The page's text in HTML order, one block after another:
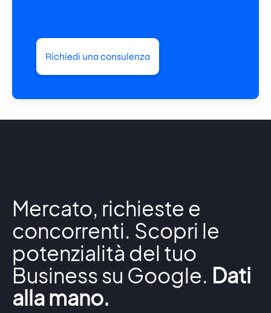
Richiedi una consulenza
Mercato, richieste e
concorrenti. Scopri le
potenzialità del tuo
Business su Google. Dati
alla mano.